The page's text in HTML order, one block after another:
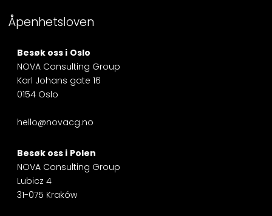
Åpenhetsloven
Besøk oss i Oslo
NOVA Consulting Group
Karl Johans gate 16
0154 Oslo
hello@novacg.no
Besøk oss i Polen
NOVA Consulting Group
Lubicz 4
31-075 Kraków